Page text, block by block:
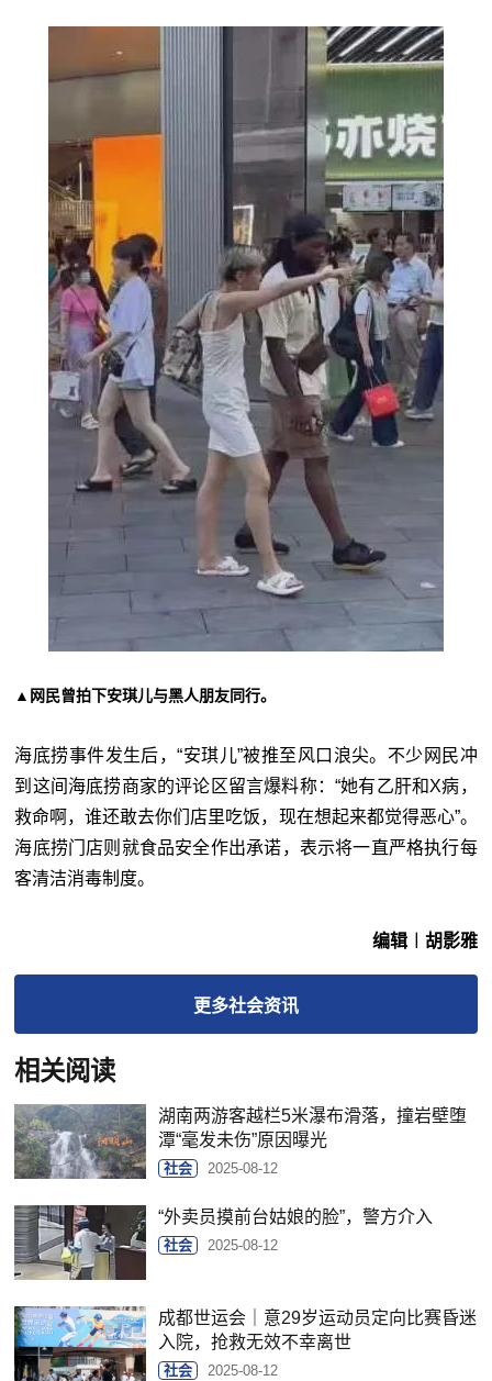
▲网民曾拍下安琪儿与黑人朋友同行。
海底捞事件发生后，“安琪儿”被推至风口浪尖。不少网民冲
到这间海底捞商家的评论区留言爆料称：“她有乙肝和X病，
救命啊，谁还敢去你们店里吃饭，现在想起来都觉得恶心”。
海底捞门店则就食品安全作出承诺，表示将一直严格执行每
客清洁消毒制度。
编辑︱胡影雅
更多社会资讯
相关阅读
湖南两游客越栏5米瀑布滑落，撞岩壁堕
潭“毫发未伤”原因曝光
社会 2025-08-12
“外卖员摸前台姑娘的脸”，警方介入
社会 2025-08-12
成都世运会｜意29岁运动员定向比赛昏迷
入院，抢救无效不幸离世
社会 2025-08-12